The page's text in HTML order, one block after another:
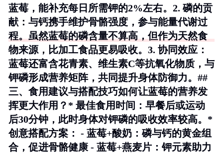
蓝莓，能补充每日所需钾的2%左右。2. 磷的贡
献 ：与钙携手维护骨骼强度，参与能量代谢过
程。虽然蓝莓的磷含量不算高，但作为天然食
物来源，比加工食品更易吸收。3. 协同效应 ：
蓝莓还富含花青素、维生素C等抗氧化物质，与
钾磷形成营养矩阵，共同提升身体防御力。##
三、食用建议与搭配技巧如何让蓝莓的营养发
挥更大作用？* 最佳食用时间 ：早餐后或运动
后30分钟，此时身体对钾磷的吸收效率较高。*
创意搭配方案 ： - 蓝莓+酸奶：磷与钙的黄金组
合，促进骨骼健康 - 蓝莓+燕麦片：钾元素助力